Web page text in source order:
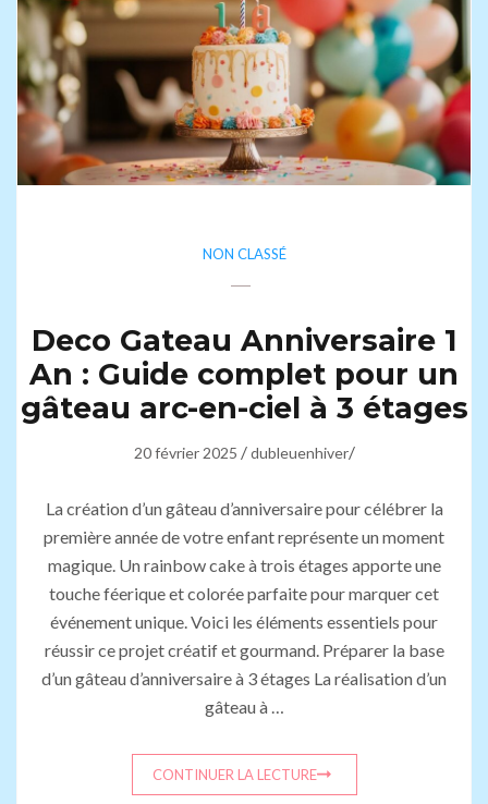
NON CLASSÉ
Deco Gateau Anniversaire 1
An : Guide complet pour un
gâteau arc-en-ciel à 3 étages
20 février 2025 /dubleuenhiver/
La création d’un gâteau d’anniversaire pour célébrer la
première année de votre enfant représente un moment
magique. Un rainbow cake à trois étages apporte une
touche féerique et colorée parfaite pour marquer cet
événement unique. Voici les éléments essentiels pour
réussir ce projet créatif et gourmand. Préparer la base
d’un gâteau d’anniversaire à 3 étages La réalisation d’un
gâteau à …
CONTINUER LA LECTURE